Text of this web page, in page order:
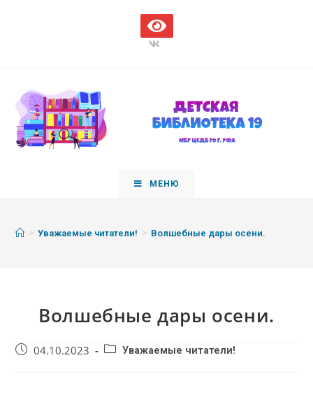
МЕНЮ
> Уважаемые читатели! > Волшебные дары осени.
Волшебные дары осени.
04.10.2023 Уважаемые читатели!